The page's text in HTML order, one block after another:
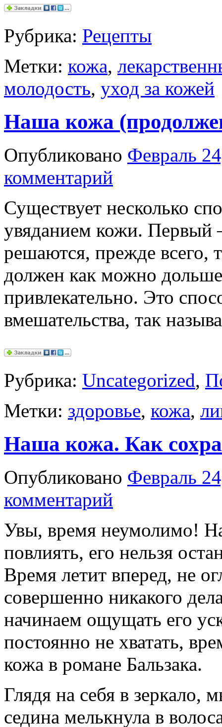
Рубрика: Рецепты
Метки: кожа,
молодость, уход за кожей
Наша кожа
Опубликовано Февраль
комментарий
Существует несколько
увяданием кожи. Первый
решаются, прежде всего,
должен как можно
привлекательно. Это
вмешательства, так
Рубрика: Uncategorized,
Метки: здоровье, кожа,
Наша кожа. Как
Опубликовано Февраль
комментарий
Увы, время неумолимо!
повлиять, его нельзя
Время летит вперед, не
совершенно никакого
начинаем ощущать его
постоянно не хватать,
кожа в романе Бальзака.
Глядя на себя в зеркало,
седина мелькнула в